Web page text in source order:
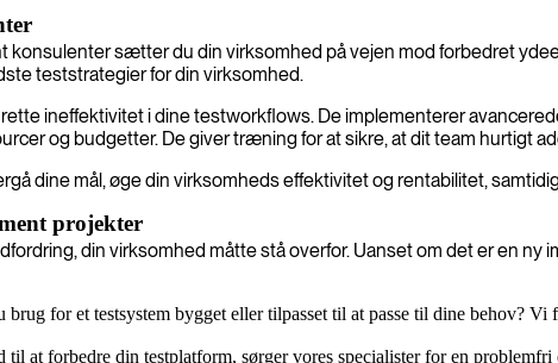
konsulenter sætter du din virksomhed på vejen mod forbedret
teststrategier for din virksomhed.
ineffektivitet i dine testworkflows. De implementerer
og budgetter. De giver træning for at sikre, at dit team hurtigt
dine mål, øge din virksomheds effektivitet og rentabilitet,
projekter
din virksomhed måtte stå overfor. Uanset om det er en
brug for et testsystem bygget eller tilpasset til at passe til dine behov?
til at forbedre din testplatform, sørger vores specialister for en